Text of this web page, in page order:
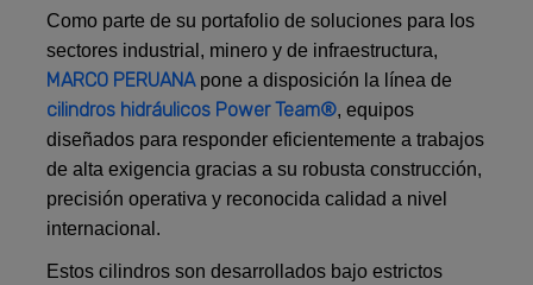
Como parte de su portafolio de soluciones para los
sectores industrial, minero y de infraestructura,
MARCO PERUANApone a disposición la línea de
cilindros hidráulicos Power Team®, equipos
diseñados para responder eficientemente a trabajos
de alta exigencia gracias a su robusta construcción,
precisión operativa y reconocida calidad a nivel
internacional.
Estos cilindros son desarrollados bajo estrictos